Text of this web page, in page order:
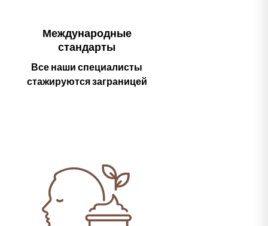
Международные
стандарты
Все наши специалисты
стажируются заграницей